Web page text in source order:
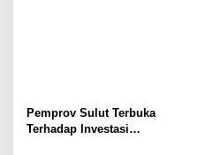
Pemprov Sulut Terbuka
Terhadap Investasi